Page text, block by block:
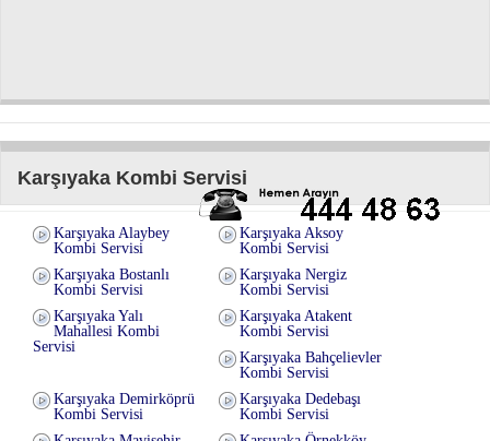
Karşıyaka Kombi Servisi
Karşıyaka Alaybey
Kombi Servisi
Karşıyaka Aksoy
Kombi Servisi
Karşıyaka Bostanlı
Kombi Servisi
Karşıyaka Nergiz
Kombi Servisi
Karşıyaka Yalı
Mahallesi Kombi
Servisi
Karşıyaka Atakent
Kombi Servisi
Karşıyaka Bahçelievler
Kombi Servisi
Karşıyaka Demirköprü
Kombi Servisi
Karşıyaka Dedebaşı
Kombi Servisi